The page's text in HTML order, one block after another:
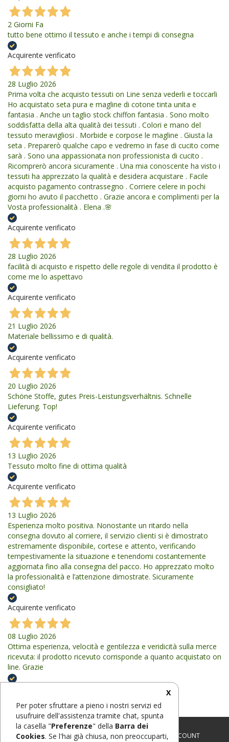
2 Giorni Fa
tutto bene ottimo il tessuto e anche i tempi di consegna
Acquirente verificato
28 Luglio 2026
Prima volta che acquisto tessuti on Line senza vederli e toccarli
Ho acquistato seta pura e magline di cotone tinta unita e
fantasia . Anche un taglio stock chiffon fantasia . Sono molto
soddisfatta della alta qualità dei tessuti . Colori e mano del
tessuto meravigliosi . Morbide e corpose le magline . Giusta la
seta . Preparerò qualche capo e vedremo in fase di cucito come
sarà . Sono una appassionata non professionista di cucito .
Ricomprerò ancora sicuramente . Una mia conoscente ha visto i
tessuti ha apprezzato la qualità e desidera acquistare . Facile
acquisto pagamento contrassegno . Corriere celere in pochi
giorni ho avuto il pacchetto . Grazie ancora e complimenti per la
Vosta professionalità . Elena .🌸
Acquirente verificato
28 Luglio 2026
facilità di acquisto e rispetto delle regole di vendita il prodotto è
come me lo aspettavo
Acquirente verificato
21 Luglio 2026
Materiale bellissimo e di qualità.
Acquirente verificato
20 Luglio 2026
Schöne Stoffe, gutes Preis-Leistungsverhältnis. Schnelle
Lieferung. Top!
Acquirente verificato
13 Luglio 2026
Tessuto molto fine di ottima qualità
Acquirente verificato
13 Luglio 2026
Esperienza molto positiva. Nonostante un ritardo nella
consegna dovuto al corriere, il servizio clienti si è dimostrato
estremamente disponibile, cortese e attento, verificando
tempestivamente la situazione e tenendomi costantemente
aggiornata fino alla consegna del pacco. Ho apprezzato molto
la professionalità e l’attenzione dimostrate. Sicuramente
consigliato!
Acquirente verificato
08 Luglio 2026
Ottima esperienza, velocità e gentilezza e veridicità sulla merce
ricevuta: il prodotto ricevuto corrisponde a quanto acquistato on
line. Grazie
CHI SIAMO-CONTATTI-CONDIZIONI-FAQ-MY ACCOUNT
X
Per poter sfruttare a pieno i nostri servizi ed
usufruire dell'assistenza tramite chat, spunta
la casella "Preferenze" della Barra dei
Cookies. Se l'hai già chiusa, non preoccuparti,